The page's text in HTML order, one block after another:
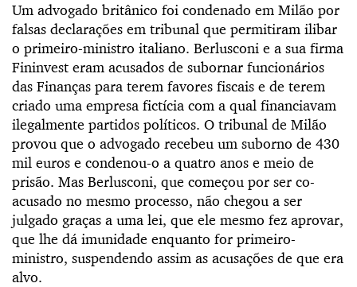
Um advogado britânico foi condenado em Milão por
falsas declarações em tribunal que permitiram ilibar
o primeiro-ministro italiano. Berlusconi e a sua firma
Fininvest eram acusados de subornar funcionários
das Finanças para terem favores fiscais e de terem
criado uma empresa fictícia com a qual financiavam
ilegalmente partidos políticos. O tribunal de Milão
provou que o advogado recebeu um suborno de 430
mil euros e condenou-o a quatro anos e meio de
prisão. Mas Berlusconi, que começou por ser co-
acusado no mesmo processo, não chegou a ser
julgado graças a uma lei, que ele mesmo fez aprovar,
que lhe dá imunidade enquanto for primeiro-
ministro, suspendendo assim as acusações de que era
alvo.